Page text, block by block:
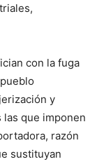
con la fuga
y
que imponen
razón
sustituyan